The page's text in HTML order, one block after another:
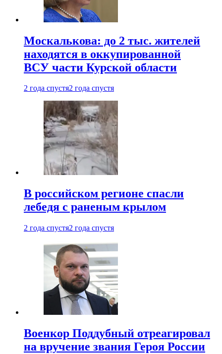
Москалькова: до 2 тыс. жителей
находятся в оккупированной
ВСУ части Курской области
2 года спустя2 года спустя
В российском регионе спасли
лебедя с раненым крылом
2 года спустя2 года спустя
Военкор Поддубный отреагировал
на вручение звания Героя России